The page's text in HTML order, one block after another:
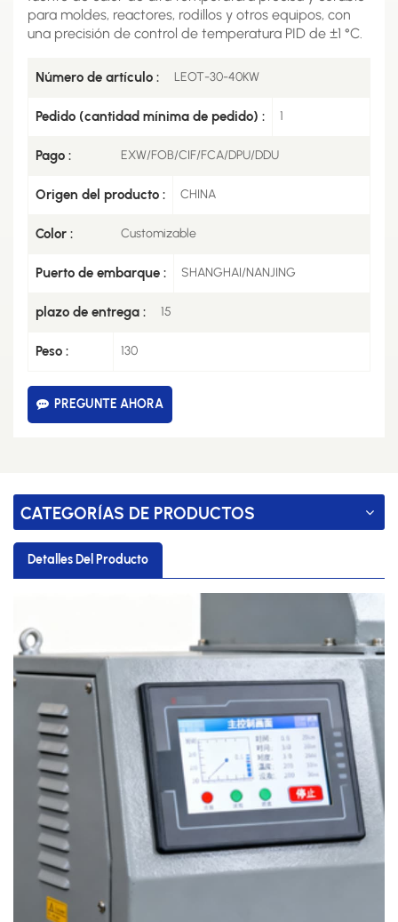
para moldes, reactores, rodillos y otros equipos, con
una precisión de control de temperatura PID de ±1 °C.
Número de artículo : LEOT-30-40KW
Pedido (cantidad mínima de pedido) : 1
Pago : EXW/FOB/CIF/FCA/DPU/DDU
Origen del producto : CHINA
Color : Customizable
Puerto de embarque : SHANGHAI/NANJING
plazo de entrega : 15
Peso : 130
PREGUNTE AHORA
CATEGORÍAS DE PRODUCTOS
Detalles Del Producto